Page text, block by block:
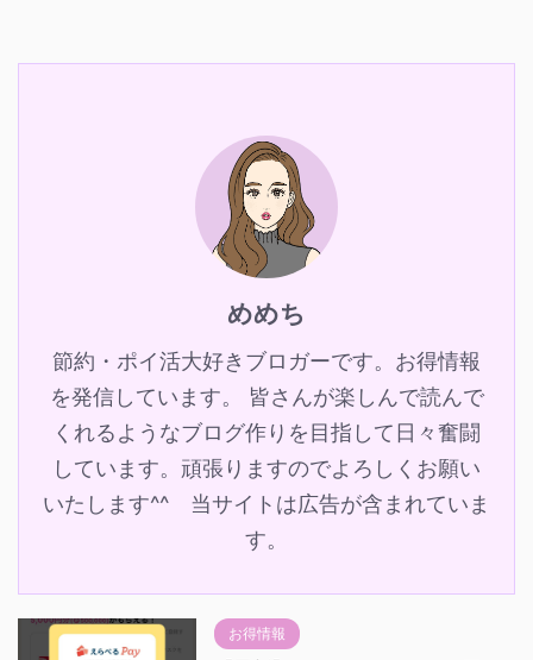
めめち
節約・ポイ活大好きブロガーです。お得情報
を発信しています。 皆さんが楽しんで読んで
くれるようなブログ作りを目指して日々奮闘
しています。頑張りますのでよろしくお願い
いたします^^ 当サイトは広告が含まれていま
す。
お得情報